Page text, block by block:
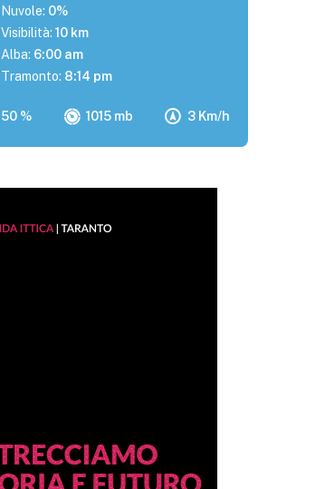
50 % 1015 mb 3 Km/h
Nuvole: 0%
Visibilità: 10 km
Alba: 6:00 am
Tramonto: 8:14 pm